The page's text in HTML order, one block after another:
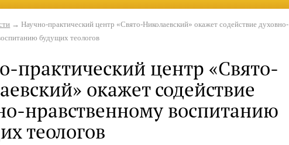
→ Научно-практический центр «Свято-Николаевский» окажет содействие духовно-
будущих теологов
практический центр «Свято-
окажет содействие
нравственному воспитанию
теологов